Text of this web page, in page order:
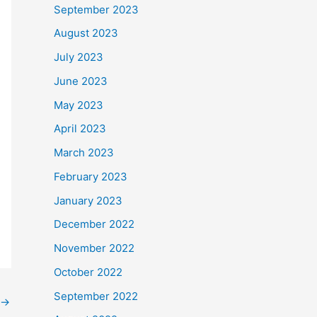
→
September 2023
August 2023
July 2023
June 2023
May 2023
April 2023
March 2023
February 2023
January 2023
December 2022
November 2022
October 2022
September 2022